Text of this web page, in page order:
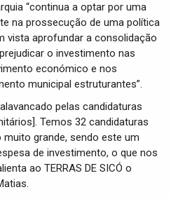
“continua a optar por uma
na prossecução de uma política
vista aprofundar a consolidação
o investimento nas
económico e nos
municipal estruturantes”.
pelas candidaturas
Temos 32 candidaturas
grande, sendo este um
de investimento, o que nos
ao TERRAS DE SICÓ o